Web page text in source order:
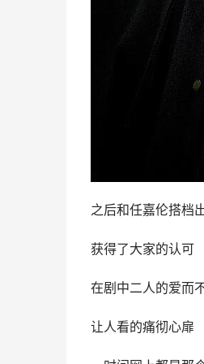
之后和任嘉伦搭档
获得了大家的认可
在剧中二人的爱而
让人看的痛彻心扉